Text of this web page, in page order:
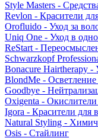
Style Masters -
Revlon - Красители
Orofluido - Уход за
Uniq One - Уход в
ReStart -
Schwarzkopf
Bonacure Hairtherapy -
BlondMe -
Goodbye -
Oxigenta - Окислители
Igora - Красители для
Natural Styling -
Osis - Стайлинг